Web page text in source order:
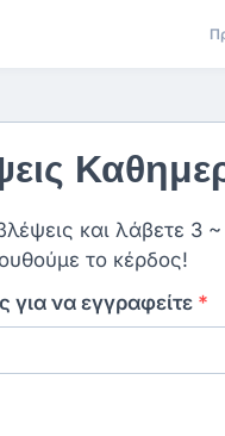
και λάβετε 3
το κέρδος!
για να εγγραφείτε *